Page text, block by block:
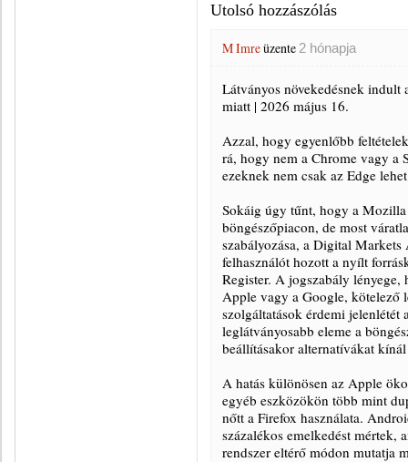
Utolsó hozzászólás
M Imreüzente 2 hónapja
Látványos növekedésnek indult
miatt | 2026 május 16.
Azzal, hogy egyenlőbb
rá, hogy nem a Chrome vagy a
ezeknek nem csak az Edge
Sokáig úgy tűnt, hogy a
böngészőpiacon, de most
szabályozása, a Digital
felhasználót hozott a nyílt
Register. A jogszabály
Apple vagy a Google, kötelező
szolgáltatások érdemi
leglátványosabb eleme a
beállításakor alternatívákat
A hatás különösen az Apple
egyéb eszközökön több mint
nőtt a Firefox használata.
százalékos emelkedést mértek,
rendszer eltérő módon mutatja